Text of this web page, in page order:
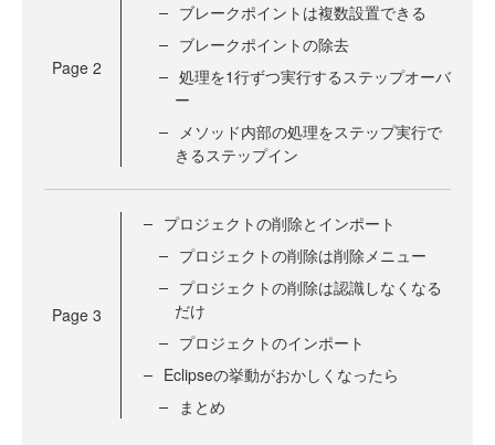
Page 2
ブレークポイントは複数設置できる
ブレークポイントの除去
処理を1行ずつ実行するステップオーバ
ー
メソッド内部の処理をステップ実行で
きるステップイン
Page 3
プロジェクトの削除とインポート
プロジェクトの削除は削除メニュー
プロジェクトの削除は認識しなくなる
だけ
プロジェクトのインポート
Eclipseの挙動がおかしくなったら
まとめ